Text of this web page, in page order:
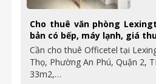
Cho thuê văn phòng
bản có bếp, máy lạnh, giá
Cần cho thuê Officetel tại
Thọ, Phường An Phú, Quận 2,
33m2,…